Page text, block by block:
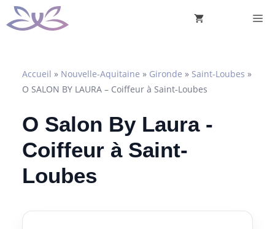
Aller
au
Accueil » Nouvelle-Aquitaine » Gironde » Saint-Loubes »
O SALON BY LAURA – Coiffeur à Saint-Loubes
O Salon By Laura -
Coiffeur à Saint-
Loubes